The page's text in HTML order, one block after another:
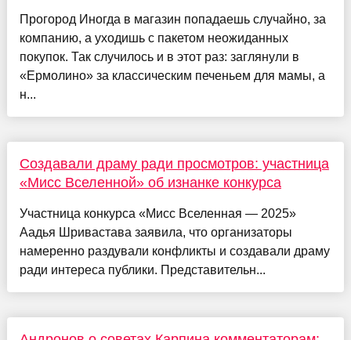
Прогород Иногда в магазин попадаешь случайно, за
компанию, а уходишь с пакетом неожиданных
покупок. Так случилось и в этот раз: заглянули в
«Ермолино» за классическим печеньем для мамы, а
н...
Создавали драму ради просмотров: участница
«Мисс Вселенной» об изнанке конкурса
Участница конкурса «Мисс Вселенная — 2025»
Аадья Шривастава заявила, что организаторы
намеренно раздували конфликты и создавали драму
ради интереса публики. Представительн...